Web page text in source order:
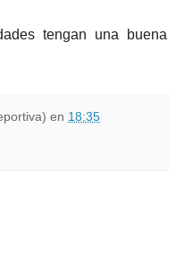
tengan una buena
en 18:35